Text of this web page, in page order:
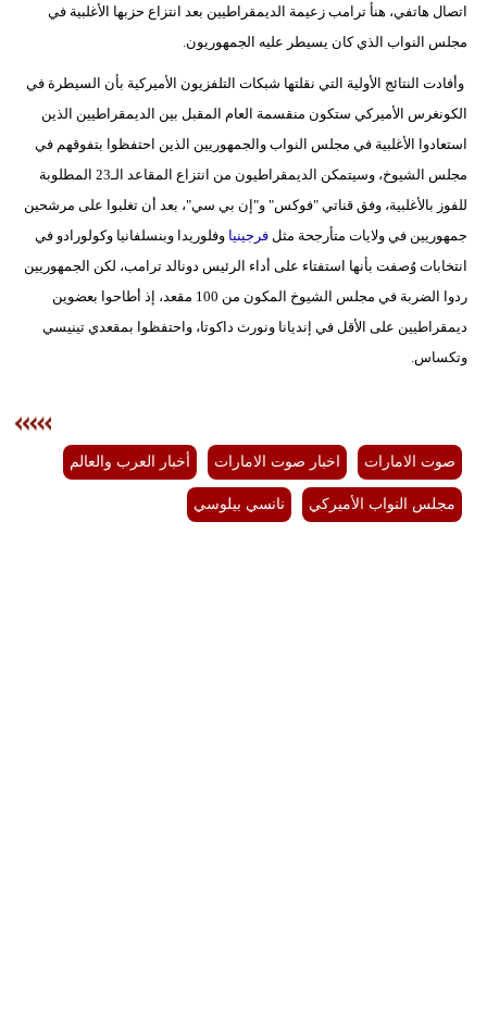
اتصال هاتفي، هنأ ترامب زعيمة الديمقراطيين بعد انتزاع حزبها الأغلبية في
مجلس النواب الذي كان يسيطر عليه الجمهوريون.
وأفادت النتائج الأولية التي نقلتها شبكات التلفزيون الأميركية بأن السيطرة في
الكونغرس الأميركي ستكون منقسمة العام المقبل بين الديمقراطيين الذين
استعادوا الأغلبية في مجلس النواب والجمهوريين الذين احتفظوا بتفوقهم في
مجلس الشيوخ، وسيتمكن الديمقراطيون من انتزاع المقاعد الـ23 المطلوبة
للفوز بالأغلبية، وفق قناتي "فوكس" و"إن بي سي"، بعد أن تغلبوا على مرشحين
جمهوريين في ولايات متأرجحة مثلفرجينياوفلوريدا وبنسلفانيا وكولورادو في
انتخابات وُصفت بأنها استفتاء على أداء الرئيس دونالد ترامب، لكن الجمهوريين
ردوا الضربة في مجلس الشيوخ المكون من 100 مقعد، إذ أطاحوا بعضوين
ديمقراطيين على الأقل في إنديانا ونورث داكوتا، واحتفظوا بمقعدي تينيسي
وتكساس.
صوت الامارات اخبار صوت الامارات أخبار العرب والعالم
مجلس النواب الأميركي نانسي بيلوسي